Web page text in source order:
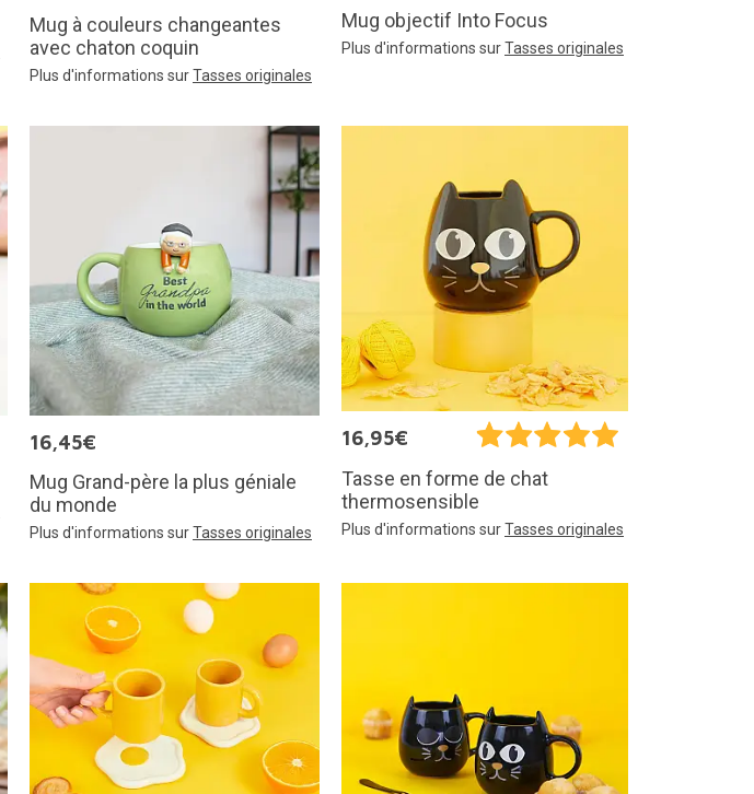
Mug à couleurs changeantes
avec chaton coquin
Plus d'informations surTasses originales
Mug objectif Into Focus
Plus d'informations surTasses originales
16,45€
Mug Grand-père la plus géniale
du monde
Plus d'informations surTasses originales
16,95€
Tasse en forme de chat
thermosensible
Plus d'informations surTasses originales